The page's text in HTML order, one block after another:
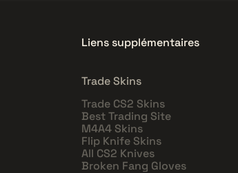
Liens supplémentaires
Trade Skins
Trade CS2 Skins
Best Trading Site
M4A4 Skins
Flip Knife Skins
All CS2 Knives
Broken Fang Gloves